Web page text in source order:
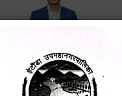
प्रमुख प्रशासकीय अधिकृत
Phone: 9855010111